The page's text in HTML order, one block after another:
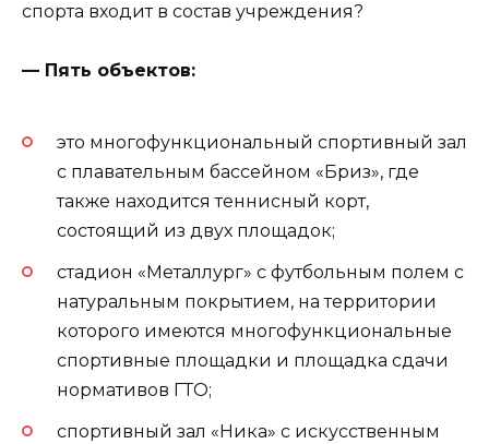
спорта входит в состав учреждения?
— Пять объектов:
это многофункциональный спортивный зал
с плавательным бассейном «Бриз», где
также находится теннисный корт,
состоящий из двух площадок;
стадион «Металлург» с футбольным полем с
натуральным покрытием, на территории
которого имеются многофункциональные
спортивные площадки и площадка сдачи
нормативов ГТО;
спортивный зал «Ника» с искусственным